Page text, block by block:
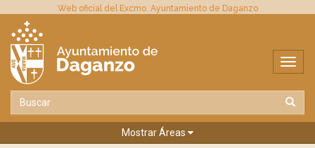
Web oficial del Excmo. Ayuntamiento de Daganzo
Mostrar Áreas